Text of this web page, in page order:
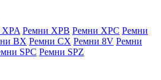
Ремни XPB Ремни XPC Ремни
BX Ремни CX Ремни 8V Ремни
SPC Ремни SPZ